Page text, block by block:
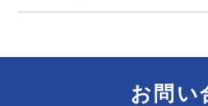
お問い